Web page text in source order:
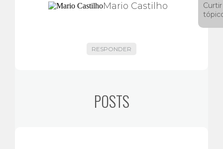
Mario Castilho
Curtir
RESPONDER
POSTS